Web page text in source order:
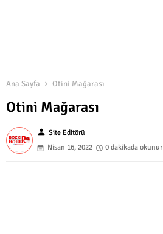
Ana Sayfa Otini Mağarası
Otini Mağarası
person Site Editörü
Nisan 16, 2022
0 dakikada okunur